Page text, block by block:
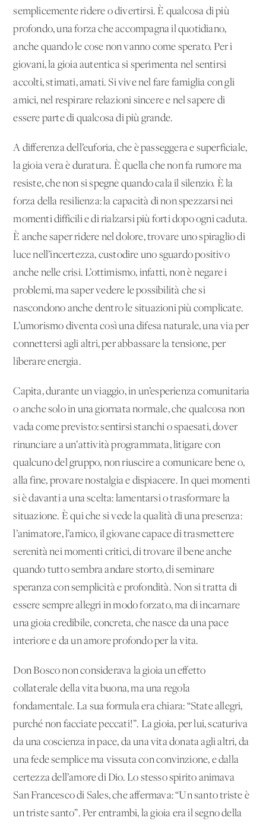
semplicemente ridere o divertirsi. È qualcosa di più
profondo, una forza che accompagna il quotidiano,
anche quando le cose non vanno come sperato. Per i
giovani, la gioia autentica si sperimenta nel sentirsi
accolti, stimati, amati. Si vive nel fare famiglia con gli
amici, nel respirare relazioni sincere e nel sapere di
essere parte di qualcosa di più grande.
A differenza dell’euforia, che è passeggera e superficiale,
la gioia vera è duratura. È quella che non fa rumore ma
resiste, che non si spegne quando cala il silenzio. È la
forza della resilienza: la capacità di non spezzarsi nei
momenti difficili e di rialzarsi più forti dopo ogni caduta.
È anche saper ridere nel dolore, trovare uno spiraglio di
luce nell’incertezza, custodire uno sguardo positivo
anche nelle crisi. L’ottimismo, infatti, non è negare i
problemi, ma saper vedere le possibilità che si
nascondono anche dentro le situazioni più complicate.
L’umorismo diventa così una difesa naturale, una via per
connettersi agli altri, per abbassare la tensione, per
liberare energia.
Capita, durante un viaggio, in un’esperienza comunitaria
o anche solo in una giornata normale, che qualcosa non
vada come previsto: sentirsi stanchi o spaesati, dover
rinunciare a un’attività programmata, litigare con
qualcuno del gruppo, non riuscire a comunicare bene o,
alla fine, provare nostalgia e dispiacere. In quei momenti
si è davanti a una scelta: lamentarsi o trasformare la
situazione. È qui che si vede la qualità di una presenza:
l’animatore, l’amico, il giovane capace di trasmettere
serenità nei momenti critici, di trovare il bene anche
quando tutto sembra andare storto, di seminare
speranza con semplicità e profondità. Non si tratta di
essere sempre allegri in modo forzato, ma di incarnare
una gioia credibile, concreta, che nasce da una pace
interiore e da un amore profondo per la vita.
Don Bosco non considerava la gioia un effetto
collaterale della vita buona, ma una regola
fondamentale. La sua formula era chiara: “State allegri,
purché non facciate peccati!”. La gioia, per lui, scaturiva
da una coscienza in pace, da una vita donata agli altri, da
una fede semplice ma vissuta con convinzione, e dalla
certezza dell’amore di Dio. Lo stesso spirito animava
San Francesco di Sales, che affermava: “Un santo triste è
un triste santo”. Per entrambi, la gioia era il segno della